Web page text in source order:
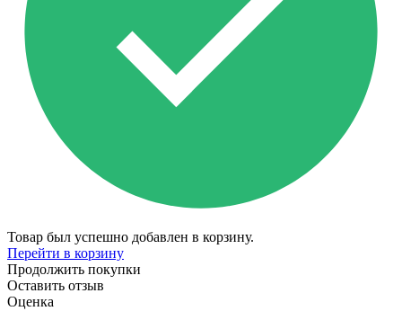
Товар был успешно добавлен в корзину.
Перейти в корзину
Продолжить покупки
Оставить отзыв
Оценка